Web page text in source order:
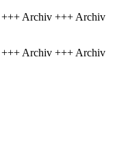
Archiv +++ Archiv
Archiv +++ Archiv